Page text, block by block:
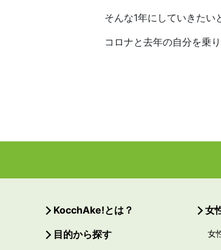
そんな1年にしていきたい
コロナと去年の自分を乗
KocchAke!とは？
目的から探す
女
女